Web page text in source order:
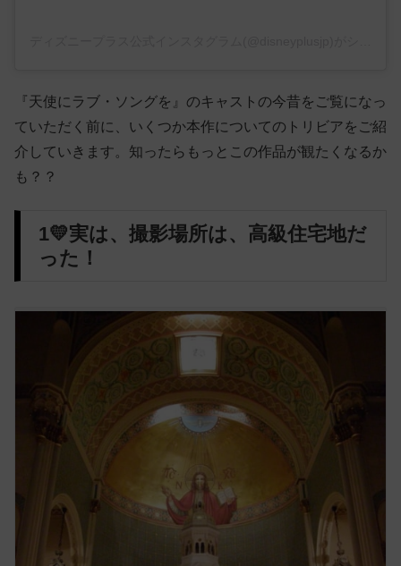
『天使にラブ・ソングを』のキャストの今昔をご覧になっ
ていただく前に、いくつか本作についてのトリビアをご紹
介していきます。知ったらもっとこの作品が観たくなるか
も？？
1💛実は、撮影場所は、高級住宅地だ
った！